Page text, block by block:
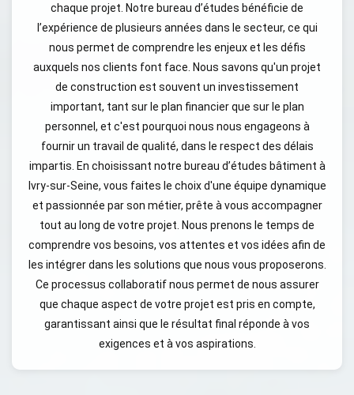
chaque projet. Notre bureau d’études bénéficie de
l’expérience de plusieurs années dans le secteur, ce qui
nous permet de comprendre les enjeux et les défis
auxquels nos clients font face. Nous savons qu'un projet
de construction est souvent un investissement
important, tant sur le plan financier que sur le plan
personnel, et c'est pourquoi nous nous engageons à
fournir un travail de qualité, dans le respect des délais
impartis. En choisissant notre bureau d’études bâtiment à
Ivry-sur-Seine, vous faites le choix d'une équipe dynamique
et passionnée par son métier, prête à vous accompagner
tout au long de votre projet. Nous prenons le temps de
comprendre vos besoins, vos attentes et vos idées afin de
les intégrer dans les solutions que nous vous proposerons.
Ce processus collaboratif nous permet de nous assurer
que chaque aspect de votre projet est pris en compte,
garantissant ainsi que le résultat final réponde à vos
exigences et à vos aspirations.